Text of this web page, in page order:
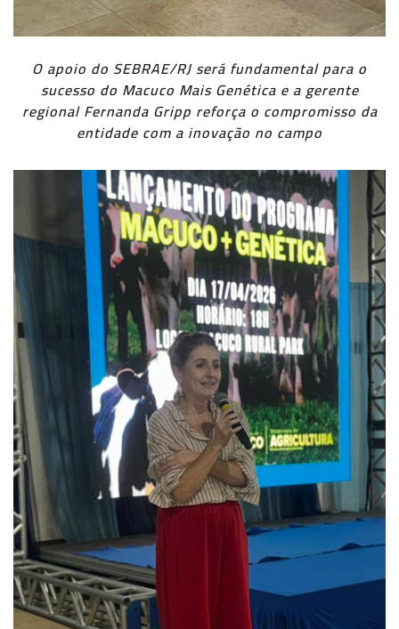
O apoio do SEBRAE/RJ será fundamental para o
sucesso do Macuco Mais Genética e a gerente
regional Fernanda Gripp reforça o compromisso da
entidade com a inovação no campo